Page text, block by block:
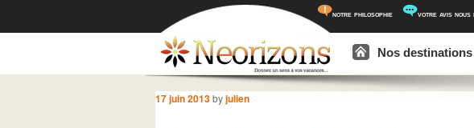
notre philosophie votre avis nous
Aller au contenu principal
Aller au contenu secondaire
Nos destinations
Navigation des articles
17 juin 2013byjulien